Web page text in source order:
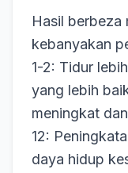
Hasil berbeza
kebanyakan
1-2: Tidur
yang lebih
meningkat
12:
daya hidup